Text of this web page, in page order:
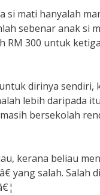
si mati hanyalah
sebenar anak si
RM 300 untuk
dirinya
lebih daripada
bersekolah
kerana beliau
yang salah. Salah